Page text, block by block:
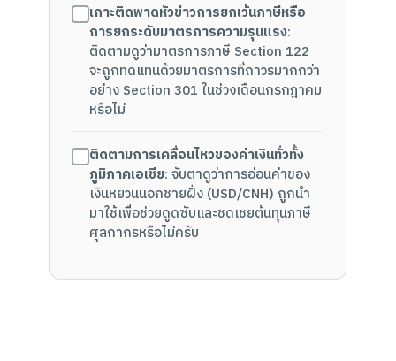
เกาะติดพาดหัวข่าวการยกเว้นภาษีหรือ
การยกระดับมาตรการความรุนแรง:
ติดตามดูว่ามาตรการภาษี Section 122
จะถูกทดแทนด้วยมาตรการที่ถาวรมากกว่า
อย่าง Section 301 ในช่วงเดือนกรกฎาคม
หรือไม่
ติดตามการเคลื่อนไหวของค่าเงินทั่วทั้ง
ภูมิภาคเอเชีย: จับตาดูว่าการอ่อนค่าของ
เงินหยวนนอกชายฝั่ง (USD/CNH) ถูกนำ
มาใช้เพื่อช่วยดูดซับและชดเชยต้นทุนภาษี
ศุลกากรหรือไม่ครับ